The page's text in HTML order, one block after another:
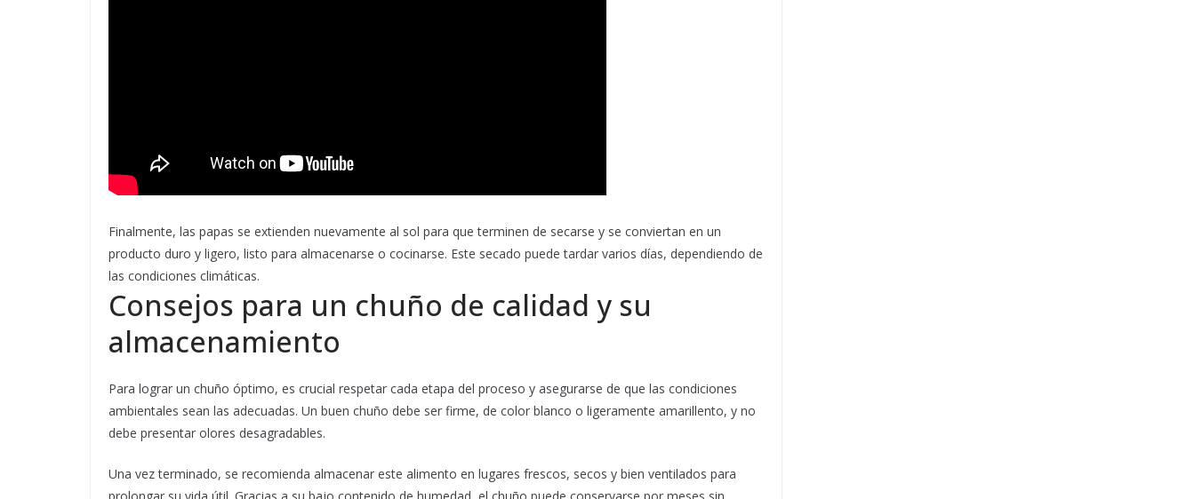
Finalmente, las papas se extienden nuevamente al sol para que terminen de secarse y se conviertan en un
producto duro y ligero, listo para almacenarse o cocinarse. Este secado puede tardar varios días, dependiendo de
las condiciones climáticas.
Consejos para un chuño de calidad y su
almacenamiento
Para lograr un chuño óptimo, es crucial respetar cada etapa del proceso y asegurarse de que las condiciones
ambientales sean las adecuadas. Un buen chuño debe ser firme, de color blanco o ligeramente amarillento, y no
debe presentar olores desagradables.
Una vez terminado, se recomienda almacenar este alimento en lugares frescos, secos y bien ventilados para